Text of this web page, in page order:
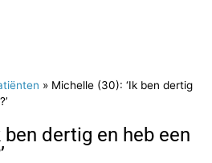
» Michelle (30): ‘Ik ben dertig
ben dertig en heb een